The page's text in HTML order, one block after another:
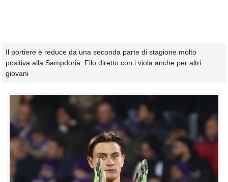
Il portiere è reduce da una seconda parte di stagione molto
positiva alla Sampdoria. Filo diretto con i viola anche per altri
giovani